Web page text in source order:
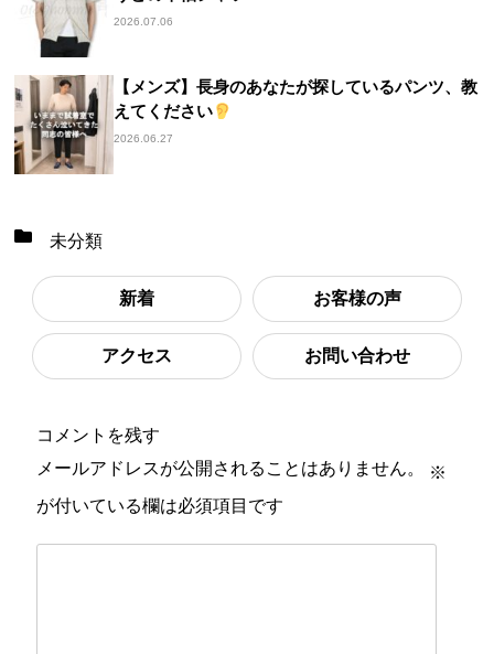
2026.07.06
【メンズ】長身のあなたが探しているパンツ、教
えてください
2026.06.27
未分類
新着 お客様の声
アクセス お問い合わせ
コメントを残す
メールアドレスが公開されることはありません。
※
が付いている欄は必須項目です